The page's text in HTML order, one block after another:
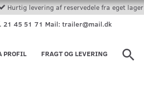
Hurtig levering af reservedele fra eget lager
21 45 51 71 Mail: trailer@mail.dk
FRAGT OG LEVERING
PROFIL